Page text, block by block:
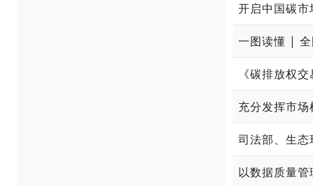
开启中国碳
一图读懂 | 全
《碳排放权
司法部、生
以数据质量